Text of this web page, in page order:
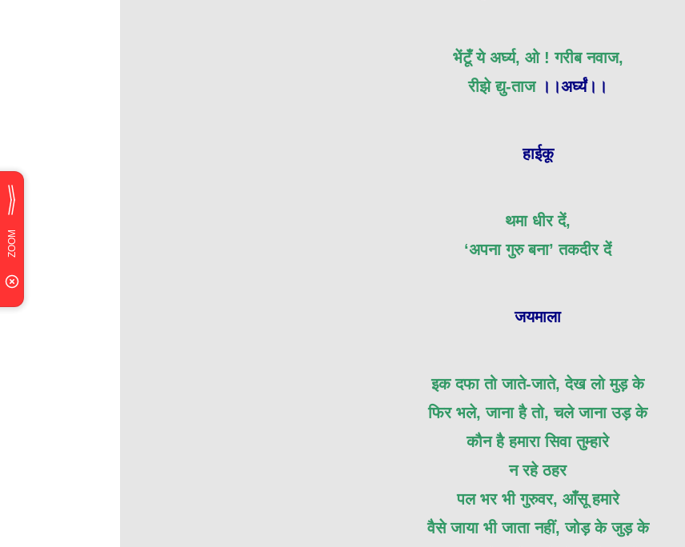
भेंटूँ ये अर्घ्य, ओ ! गरीब नवाज,
रीझे द्यु-ताज ।।अर्घ्यं।।
हाईकू
थमा धीर दें,
‘अपना गुरु बना’ तकदीर दें
जयमाला
इक दफा तो जाते-जाते, देख लो मुड़ के
फिर भले, जाना है तो, चले जाना उड़ के
कौन है हमारा सिवा तुम्हारे
न रहे ठहर
पल भर भी गुरुवर, आँसू हमारे
वैसे जाया भी जाता नहीं, जोड़ के जुड़ के